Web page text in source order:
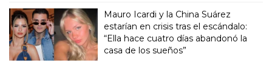
Mauro Icardi y la China Suárez
estarían en crisis tras el escándalo:
“Ella hace cuatro días abandonó la
casa de los sueños”